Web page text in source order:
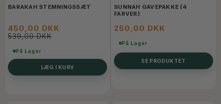
BARAKAH STEMNINGSSÆT
450,00 DKK
539,00 DKK
På Lager
LÆG I KURV
SUNNAH GAVEPAKKE (4
FARVER)
250,00 DKK
På Lager
SE PRODUKTET